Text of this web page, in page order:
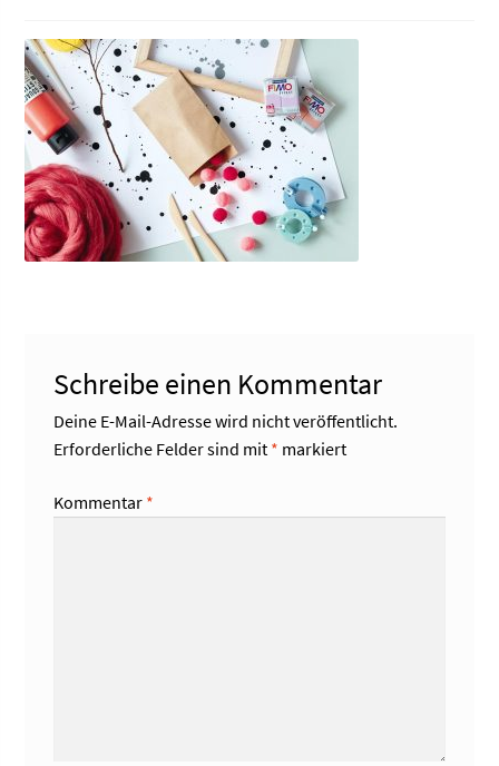
Schreibe einen Kommentar
Deine E-Mail-Adresse wird nicht veröffentlicht.
Erforderliche Felder sind mit * markiert
Kommentar *